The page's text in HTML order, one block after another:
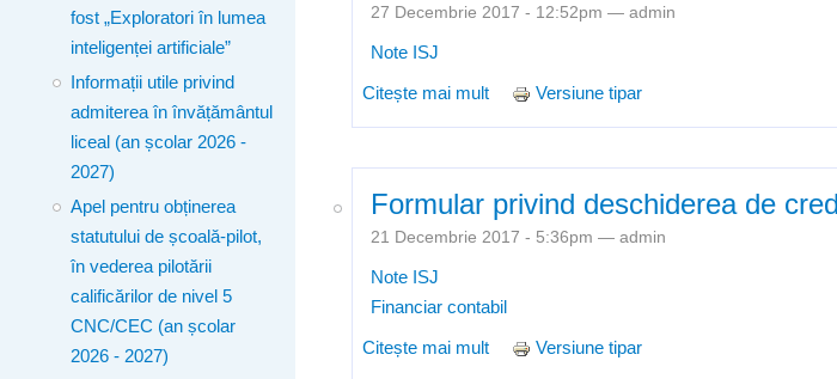
fost „Exploratori în lumea
inteligenței artificiale”
Informații utile privind
admiterea în învățământul
liceal (an școlar 2026 -
2027)
Apel pentru obținerea
statutului de școală-pilot,
în vederea pilotării
calificărilor de nivel 5
CNC/CEC (an școlar
2026 - 2027)
27 Decembrie 2017 - 12:52pm —admin
Note ISJ
Citește mai mult
despre Situație privind sursele de finanțare
programelor privind promovarea incluziunii
Versiune tipar
Formular privind deschiderea de
21 Decembrie 2017 - 5:36pm —admin
Note ISJ
Financiar contabil
Citește mai mult despre Formular privind deschiderea de
Versiune tipar